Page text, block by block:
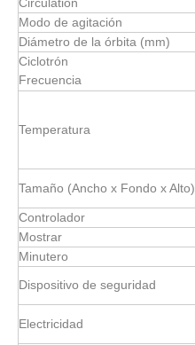
Modo de agitación
Diámetro de la órbita (mm)
Ciclotrón
Frecuencia
Temperatura
Tamaño (Ancho x Fondo x Alto)
Controlador
Mostrar
Minutero
Dispositivo de seguridad
Electricidad